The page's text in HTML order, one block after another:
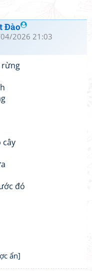
Đào
2026 21:03
rừng
cây
đó
ẩn]